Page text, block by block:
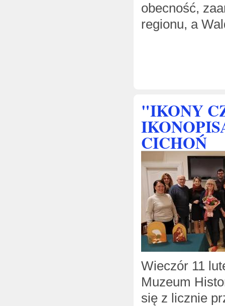
obecność,
regionu, a
"IKONY
CICHOŃ
Wieczór 11
Muzeum
się z licznie